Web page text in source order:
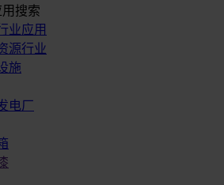
搜索
业应用
源行业
施
电厂